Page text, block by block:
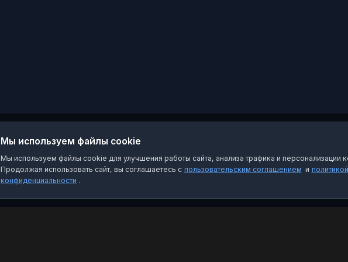
Мы используем файлы cookie
Мы используем файлы cookie для улучшения работы сайта, анализа трафика и персонализации
Продолжая использовать сайт, вы соглашаетесь с пользовательским соглашением и политикой
конфиденциальности .